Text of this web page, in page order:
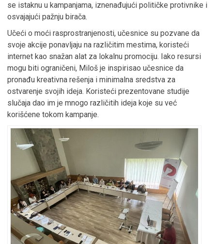
se istaknu u kampanjama, iznenađujući političke protivnike i
osvajajući pažnju birača.
Učeći o moći rasprostranjenosti, učesnice su pozvane da
svoje akcije ponavljaju na različitim mestima, koristeći
internet kao snažan alat za lokalnu promociju. Iako resursi
mogu biti ograničeni, Miloš je inspirisao učesnice da
pronađu kreativna rešenja i minimalna sredstva za
ostvarenje svojih ideja. Koristeći prezentovane studije
slučaja dao im je mnogo različitih ideja koje su već
korišćene tokom kampanje.